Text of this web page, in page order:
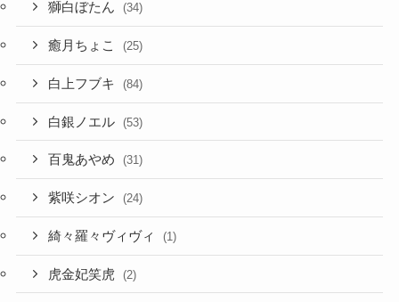
獅白ぼたん (34)
癒月ちょこ (25)
白上フブキ (84)
白銀ノエル (53)
百鬼あやめ (31)
紫咲シオン (24)
綺々羅々ヴィヴィ (1)
虎金妃笑虎 (2)